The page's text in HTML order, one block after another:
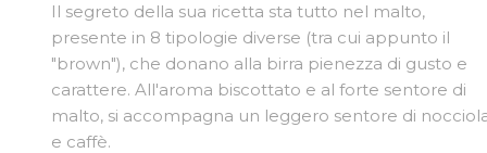
Il segreto della sua ricetta sta tutto nel malto,
presente in 8 tipologie diverse (tra cui appunto il
"brown"), che donano alla birra pienezza di gusto e
carattere. All'aroma biscottato e al forte sentore di
malto, si accompagna un leggero sentore di
e caffè.